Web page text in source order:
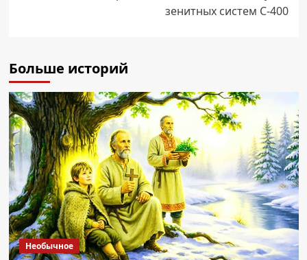
зенитных систем С-400
Больше историй
Необычное